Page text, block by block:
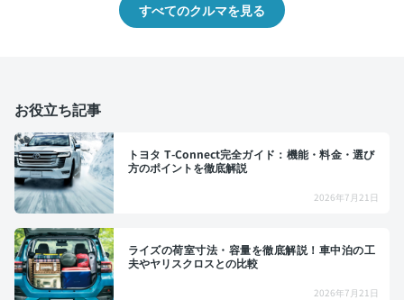
すべてのクルマを見る
お役立ち記事
トヨタ T-Connect完全ガイド：機能・料金・選び
方のポイントを徹底解説
2026年7月21日
ライズの荷室寸法・容量を徹底解説！車中泊の工
夫やヤリスクロスとの比較
2026年7月21日